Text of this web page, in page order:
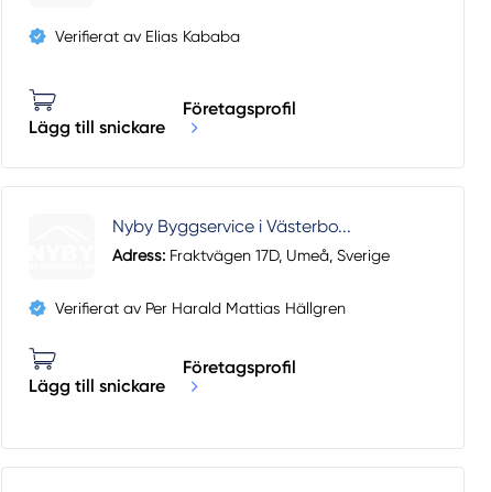
Verifierat av Elias Kababa
Lägg till snickare
Företagsprofil
Nyby Byggservice i Västerbo...
Adress:Fraktvägen 17D, Umeå, Sverige
Verifierat av Per Harald Mattias Hällgren
Lägg till snickare
Företagsprofil